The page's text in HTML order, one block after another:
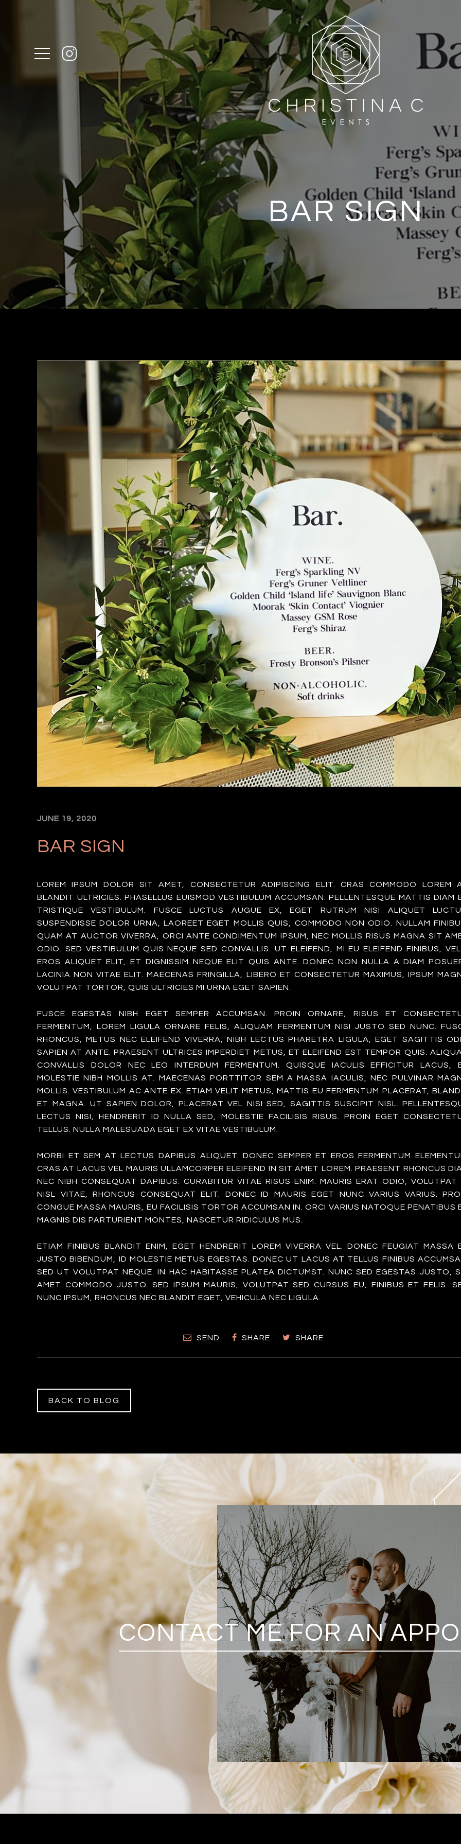
BAR SIGN
JUNE 19, 2020
BAR SIGN
LOREM IPSUM DOLOR SIT AMET, CONSECTETUR ADIPISCING ELIT. CRAS COMMODO LOREM
BLANDIT ULTRICIES. PHASELLUS EUISMOD VESTIBULUM ACCUMSAN. PELLENTESQUE MATTIS DIAM
TRISTIQUE VESTIBULUM. FUSCE LUCTUS AUGUE EX, EGET RUTRUM NISI ALIQUET
SUSPENDISSE DOLOR URNA, LAOREET EGET MOLLIS QUIS, COMMODO NON ODIO. NULLAM
QUAM AT AUCTOR VIVERRA, ORCI ANTE CONDIMENTUM IPSUM, NEC MOLLIS RISUS MAGNA SIT
ODIO. SED VESTIBULUM QUIS NEQUE SED CONVALLIS. UT ELEIFEND, MI EU ELEIFEND FINIBUS,
EROS ALIQUET ELIT, ET DIGNISSIM NEQUE ELIT QUIS ANTE. DONEC NON NULLA A DIAM
LACINIA NON VITAE ELIT. MAECENAS FRINGILLA, LIBERO ET CONSECTETUR MAXIMUS, IPSUM
VOLUTPAT TORTOR, QUIS ULTRICIES MI URNA EGET SAPIEN.
FUSCE EGESTAS NIBH EGET SEMPER ACCUMSAN. PROIN ORNARE, RISUS ET
FERMENTUM, LOREM LIGULA ORNARE FELIS, ALIQUAM FERMENTUM NISI JUSTO SED NUNC.
RHONCUS, METUS NEC ELEIFEND VIVERRA, NIBH LECTUS PHARETRA LIGULA, EGET SAGITTIS
SAPIEN AT ANTE. PRAESENT ULTRICES IMPERDIET METUS, ET ELEIFEND EST TEMPOR QUIS.
CONVALLIS DOLOR NEC LEO INTERDUM FERMENTUM. QUISQUE IACULIS EFFICITUR LACUS,
MOLESTIE NIBH MOLLIS AT. MAECENAS PORTTITOR SEM A MASSA IACULIS, NEC PULVINAR
MOLLIS. VESTIBULUM AC ANTE EX. ETIAM VELIT METUS, MATTIS EU FERMENTUM PLACERAT,
ET MAGNA. UT SAPIEN DOLOR, PLACERAT VEL NISI SED, SAGITTIS SUSCIPIT NISL.
LECTUS NISI, HENDRERIT ID NULLA SED, MOLESTIE FACILISIS RISUS. PROIN EGET
TELLUS. NULLA MALESUADA EGET EX VITAE VESTIBULUM.
MORBI ET SEM AT LECTUS DAPIBUS ALIQUET. DONEC SEMPER ET EROS FERMENTUM
CRAS AT LACUS VEL MAURIS ULLAMCORPER ELEIFEND IN SIT AMET LOREM. PRAESENT RHONCUS
NEC NIBH CONSEQUAT DAPIBUS. CURABITUR VITAE RISUS ENIM. MAURIS ERAT ODIO, VOLUTPAT
NISL VITAE, RHONCUS CONSEQUAT ELIT. DONEC ID MAURIS EGET NUNC VARIUS VARIUS.
CONGUE MASSA MAURIS, EU FACILISIS TORTOR ACCUMSAN IN. ORCI VARIUS NATOQUE PENATIBUS
MAGNIS DIS PARTURIENT MONTES, NASCETUR RIDICULUS MUS.
ETIAM FINIBUS BLANDIT ENIM, EGET HENDRERIT LOREM VIVERRA VEL. DONEC FEUGIAT MASSA
JUSTO BIBENDUM, ID MOLESTIE METUS EGESTAS. DONEC UT LACUS AT TELLUS FINIBUS
SED UT VOLUTPAT NEQUE. IN HAC HABITASSE PLATEA DICTUMST. NUNC SED EGESTAS JUSTO,
AMET COMMODO JUSTO. SED IPSUM MAURIS, VOLUTPAT SED CURSUS EU, FINIBUS ET FELIS.
NUNC IPSUM, RHONCUS NEC BLANDIT EGET, VEHICULA NEC LIGULA.
SEND SHARE SHARE
BACK TO BLOG
CONTACT ME FOR AN